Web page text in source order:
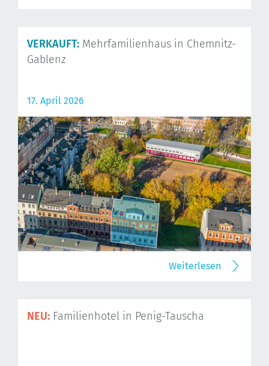
VERKAUFT: Mehrfamilienhaus in Chemnitz-
Gablenz
17. April 2026
Weiterlesen
NEU: Familienhotel in Penig-Tauscha